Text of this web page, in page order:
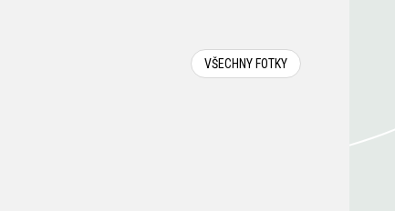
VŠECHNY FOTKY